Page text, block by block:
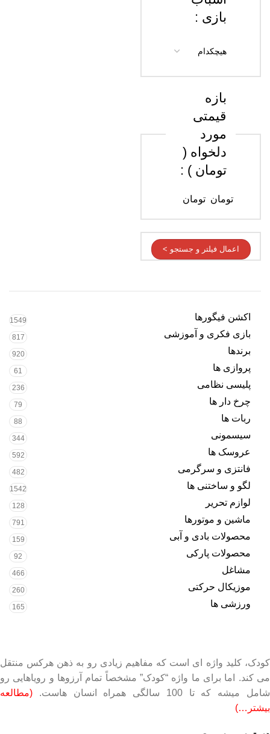
بازی :
بازه
قیمتی
مورد
دلخواه (
تومان ) :
تومان تومان
اعمال فیلتر و جستجو >
اکشن فیگورها 1549
بازی فکری و آموزشی 817
برندها 920
پروازی ها 61
پلیسی نظامی 236
چرخ دار ها 79
ربات ها 88
سیسمونی 344
عروسک ها 592
فانتزی و سرگرمی 482
لگو و ساختنی ها 1542
لوازم تحریر 128
ماشین و موتورها 791
محصولات بادی و آبی 159
محصولات پارکی 92
مشاغل 466
موزیکال حرکتی 260
ورزشی ها 165
کودک، کلید واژه ای است که مفاهیم زیادی رو به ذهن هرکس منتقل
می کند. اما برای ما واژه “کودک” مشخصاً تمام آرزوها و رویاهایی رو
شامل میشه که تا 100 سالگی همراه انسان هاست.
(مطالعه
بیشتر…)